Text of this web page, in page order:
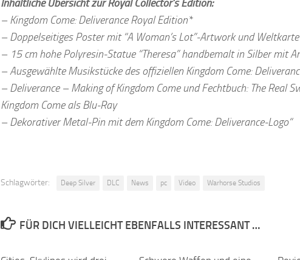
Inhaltliche Übersicht zur Royal Collector’s Edition:
– Kingdom Come: Deliverance Royal Edition*
– Doppelseitiges Poster mit “A Woman’s Lot”-Artwork und Weltkarte
– 15 cm hohe Polyresin-Statue “Theresa” handbemalt in Silber mit
– Ausgewählte Musikstücke des offiziellen Kingdom Come:
– Deliverance – Making of Kingdom Come und Fechtbuch: The Real
Kingdom Come als Blu-Ray
– Dekorativer Metal-Pin mit dem Kingdom Come: Deliverance-Logo“
Schlagwörter: Deep Silver DLC News pc Video Warhorse Studios
FÜR DICH VIELLEICHT EBENFALLS INTERESSANT …